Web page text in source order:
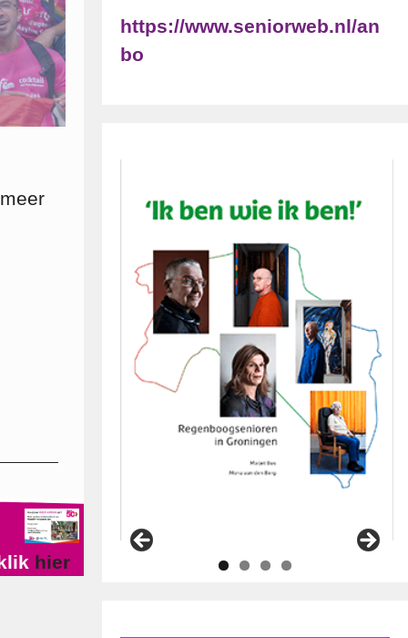
hier
https://www.seniorweb.nl/an
bo